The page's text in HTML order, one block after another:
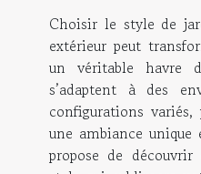
Choisir le style de
extérieur peut
un véritable havre
s’adaptent à des
configurations
une ambiance unique
propose de